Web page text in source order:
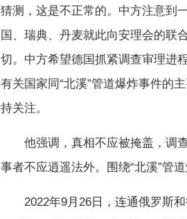
猜测，这是不正常的。中方注意到
国、瑞典、丹麦就此向安理会的联
切。中方希望德国抓紧调查审理进
有关国家同“北溪”管道爆炸事件的
持关注。
他强调，真相不应被掩盖，调查
事者不应逍遥法外。围绕“北溪”管
2022年9月26日，连通俄罗斯和